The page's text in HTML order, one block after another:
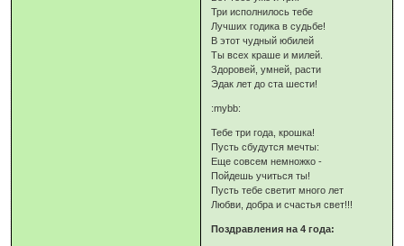
Три исполнилось тебе
Лучших годика в судьбе!
В этот чудный юбилей
Ты всех краше и милей.
Здоровей, умней, расти
Эдак лет до ста шести!
:mybb:
Тебе три года, крошка!
Пусть сбудутся мечты:
Еще совсем немножко -
Пойдешь учиться ты!
Пусть тебе светит много лет
Любви, добра и счастья свет!!!
Поздравления на 4 года: